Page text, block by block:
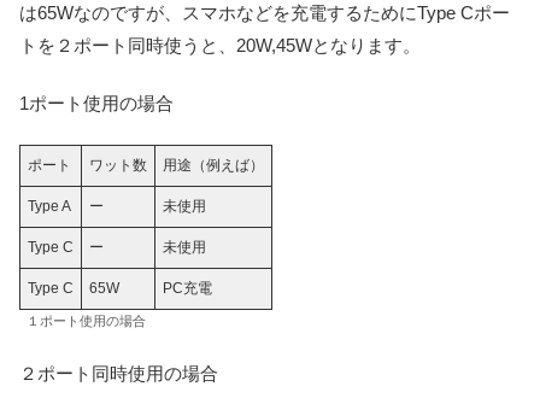
は65Wなのですが、スマホなどを充電するためにType Cポー
トを２ポート同時使うと、20W,45Wとなります。
1ポート使用の場合
ポート ワット数 用途（例えば）
Type A ー 未使用
Type C ー 未使用
Type C 65W PC充電
１ポート使用の場合
２ポート同時使用の場合